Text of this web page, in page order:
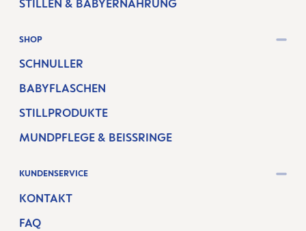
STILLEN & BABYERNÄHRUNG
SHOP
SCHNULLER
BABYFLASCHEN
STILLPRODUKTE
MUNDPFLEGE & BEISSRINGE
KUNDENSERVICE
KONTAKT
FAQ